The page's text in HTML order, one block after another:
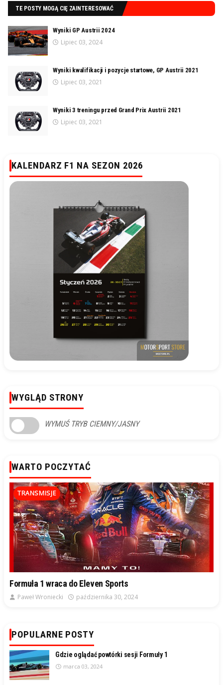
TE POSTY MOGĄ CIĘ ZAINTERESOWAĆ
Wyniki GP Austrii 2024
Lipiec 03, 2024
Wyniki kwalifikacji i pozycje startowe, GP Austrii 2021
Lipiec 03, 2021
Wyniki 3 treningu przed Grand Prix Austrii 2021
Lipiec 03, 2021
KALENDARZ F1 NA SEZON 2026
WYGLĄD STRONY
WYMUŚ TRYB CIEMNY/JASNY
WARTO POCZYTAĆ
TRANSMISJE
Formuła 1 wraca do Eleven Sports
Paweł Wroniecki października 30, 2024
POPULARNE POSTY
Gdzie oglądać powtórki sesji Formuły 1
marca 03, 2024